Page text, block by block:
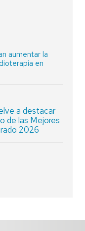
aumentar la
en
a destacar
de las Mejores
2026